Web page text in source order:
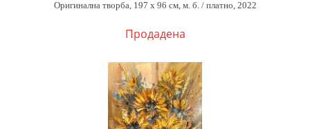
Оригинална творба, 197 х 96 см, м. б. / платно, 2022
Продадена